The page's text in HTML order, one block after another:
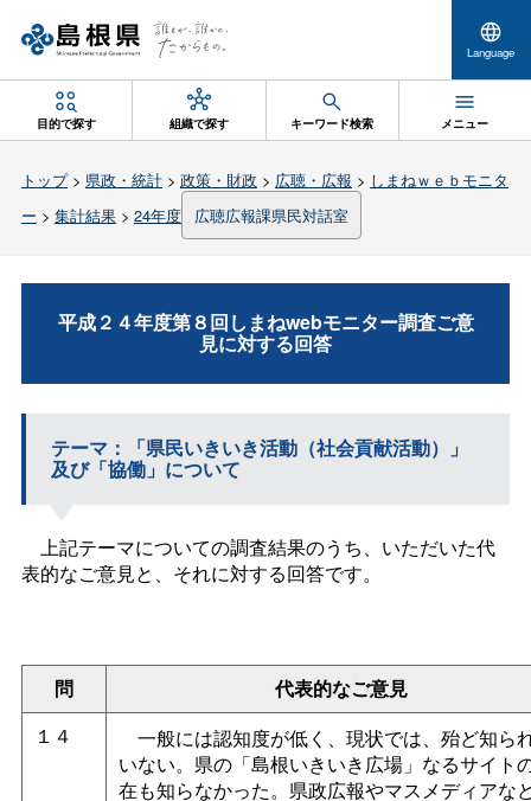
Language
目的で探す 組織で探す キーワード検索 メニュー
トップ> 県政・統計> 政策・財政 > 広聴・広報 > しまねｗｅｂモニタ
ー > 集計結果> 24年度 広聴広報課県民対話室
平成２４年度第８回しまねwebモニター調査ご意
見に対する回答
テーマ：「県民いきいき活動（社会貢献活動）」
及び「協働」について
上記テーマについての調査結果のうち、いただいた代
表的なご意見と、それに対する回答です。
問
代表的なご意見
１４
一般には認知度が低く、現状では、殆ど知ら
いない。県の「島根いきいき広場」なるサイト
在も知らなかった。県政広報やマスメディアな